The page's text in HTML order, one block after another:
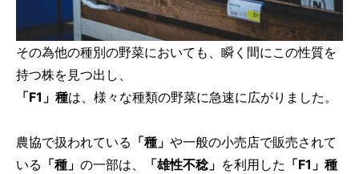
その為他の種別の野菜においても、瞬く間にこの性質を
持つ株を見つ出し、
「F1」種は、様々な種類の野菜に急速に広がりました。
農協で扱われている 「種」 や一般の小売店で販売されて
いる 「種」 の一部は、 「雄性不稔」 を利用した 「F1」種